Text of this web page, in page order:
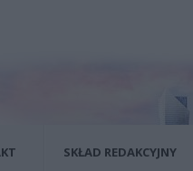
SKŁAD REDAKCYJNY